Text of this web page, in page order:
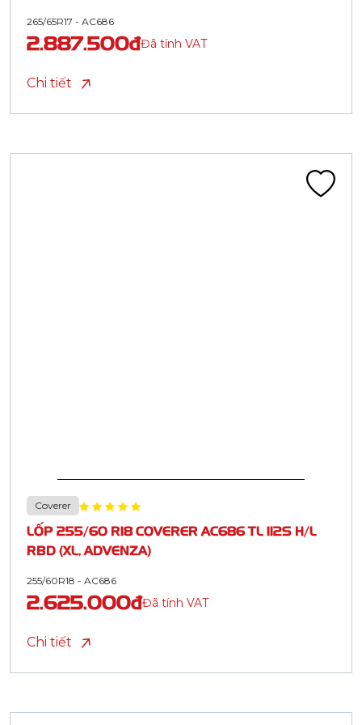
265/65R17 - AC686
2.887.500đĐã tính VAT
Chi tiết
Coverer
LỐP 255/60 R18 COVERER AC686 TL 112S H/L
RBD (XL, ADVENZA)
255/60R18 - AC686
2.625.000đĐã tính VAT
Chi tiết